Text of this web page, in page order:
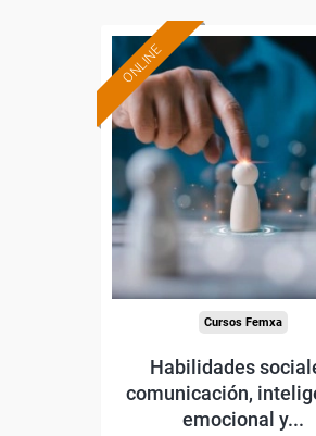
ONLINE
Formación 100%
subvencionada.
Para desempleados,
trabajadores y autónomos.
Sector
-Otros Servicios.
Cursos Femxa
Habilidades
comunicación,
emocional y...